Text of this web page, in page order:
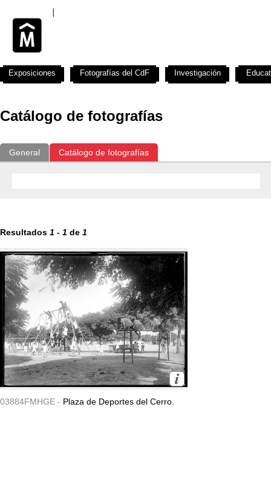
Catálogo de fotografías
General Catálogo de fotografías
Resultados 1 - 1 de 1
03884FMHGE - Plaza de Deportes del Cerro.
Exposiciones Fotografías del CdF Investigación